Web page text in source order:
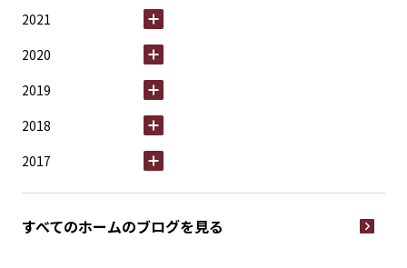
2021
2020
2019
2018
2017
すべてのホームのブログを見る